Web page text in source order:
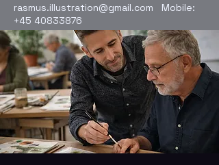
rasmus.illustration@gmail.com Mobile:
+45 40833876